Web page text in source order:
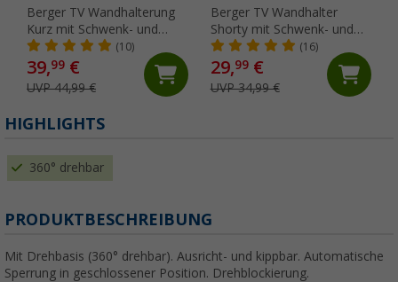
Berger TV Wandhalterung
Kurz mit Schwenk- und
Neigungsfunktion
(10)
39,99 €
UVP 44,99 €
Berger TV Wandhalter
Shorty mit Schwenk- und
Neigungsfunktion
(16)
29,99€
UVP 34,99 €
HIGHLIGHTS
360° drehbar
PRODUKTBESCHREIBUNG
Mit Drehbasis (360° drehbar). Ausricht- und kippbar. Automatische
Sperrung in geschlossener Position. Drehblockierung.